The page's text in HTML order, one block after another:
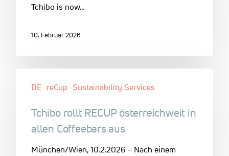
Tchibo is now…
10. Februar 2026
DE reCup Sustainability Services
Tchibo rollt RECUP österreichweit in
allen Coffeebars aus
München/Wien, 10.2.2026 – Nach einem